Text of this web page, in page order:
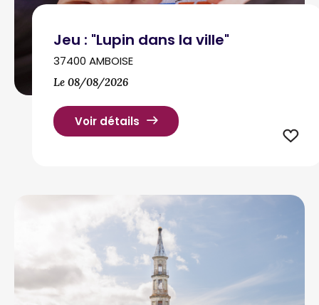
Jeu : "Lupin dans la ville"
37400 AMBOISE
Le 08/08/2026
Voir détails